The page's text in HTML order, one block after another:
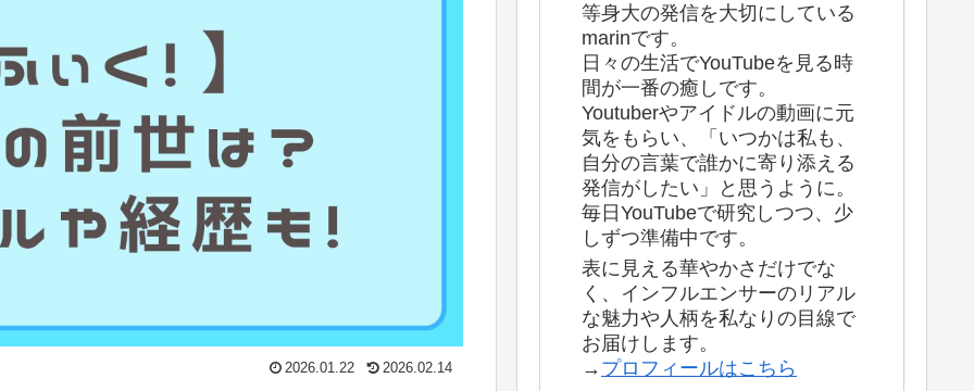
2026.01.22 2026.02.14
等身大の発信を大切にしている
marinです。
日々の生活でYouTubeを見る時
間が一番の癒しです。
Youtuberやアイドルの動画に元
気をもらい、「いつかは私も、
自分の言葉で誰かに寄り添える
発信がしたい」と思うように。
毎日YouTubeで研究しつつ、少
しずつ準備中です。
表に見える華やかさだけでな
く、インフルエンサーのリアル
な魅力や人柄を私なりの目線で
お届けします。
→ プロフィールはこちら